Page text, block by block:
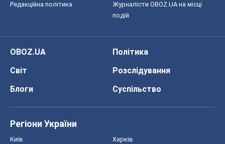
Редакційна політика
Журналісти OBOZ.UA на місці
подій
OBOZ.UA
Політика
Світ
Розслідування
Блоги
Суспільство
Регіони України
Київ Харків